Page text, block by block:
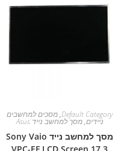
Default Category
,מסכים למחשבים
ניידים,מסך למחשב נייד Asus
מסך למחשב נייד Sony Vaio